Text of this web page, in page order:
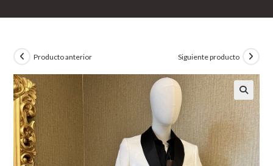
Producto anterior Siguiente producto